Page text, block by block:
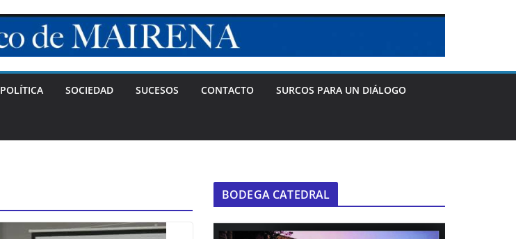
POLÍTICA SOCIEDAD SUCESOS CONTACTO SURCOS PARA UN DIÁLOGO
BODEGA CATEDRAL